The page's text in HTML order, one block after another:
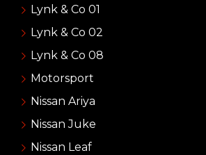
Lynk & Co 01
Lynk & Co 02
Lynk & Co 08
Motorsport
Nissan Ariya
Nissan Juke
Nissan Leaf